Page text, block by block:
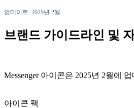
업데이트: 2025년 2월
브랜드 가이드라인 및
Messenger 아이콘은 2025년 2월에
아이콘 팩